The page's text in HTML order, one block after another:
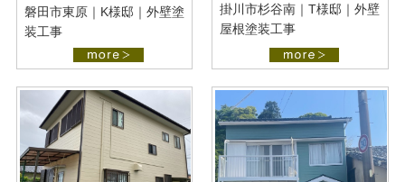
磐田市東原｜K様邸｜外壁塗
装工事
掛川市杉谷南｜T様邸｜外壁
屋根塗装工事